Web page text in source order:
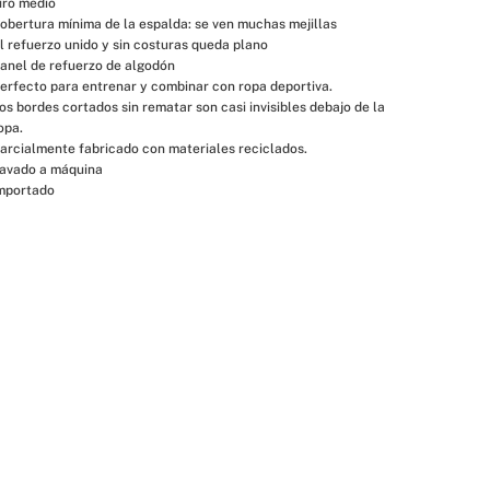
mínima de la espalda: se ven muchas mejillas
refuerzo unido y sin costuras queda plano
de refuerzo de algodón
para entrenar y combinar con ropa deportiva.
bordes cortados sin rematar son casi invisibles debajo de la
fabricado con materiales reciclados.
a máquina